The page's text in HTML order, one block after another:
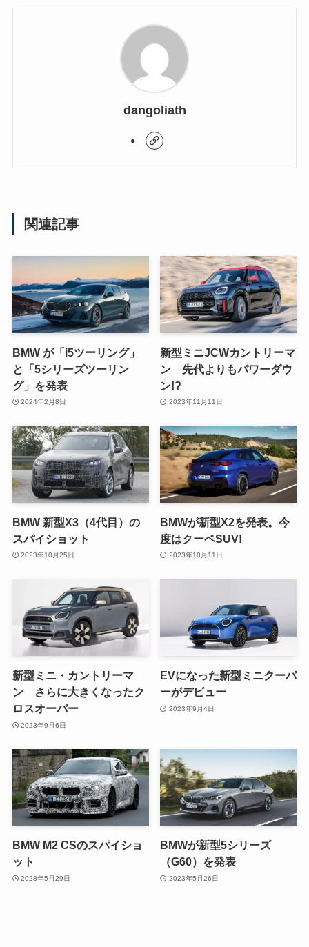
dangoliath
関連記事
BMW が「i5ツーリング」
と「5シリーズツーリン
グ」を発表
2024年2月8日
新型ミニJCWカントリーマ
ン 先代よりもパワーダウ
ン!?
2023年11月11日
BMW 新型X3（4代目）の
スパイショット
2023年10月25日
BMWが新型X2を発表。今
度はクーペSUV!
2023年10月11日
新型ミニ・カントリーマ
ン さらに大きくなったク
ロスオーバー
2023年9月6日
EVになった新型ミニクーパ
ーがデビュー
2023年9月4日
BMW M2 CSのスパイショ
ット
2023年5月29日
BMWが新型5シリーズ
（G60）を発表
2023年5月26日